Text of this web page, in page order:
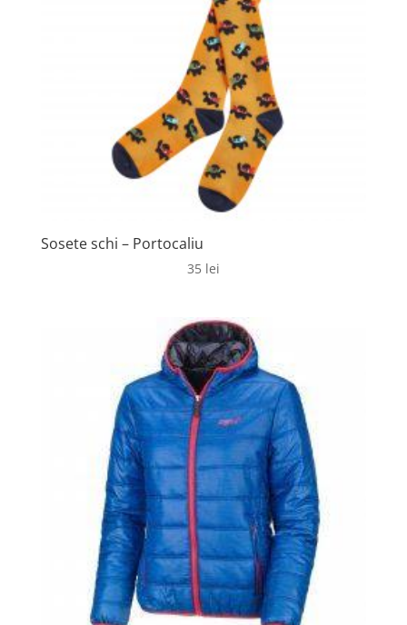
Sosete schi – Portocaliu
35 lei